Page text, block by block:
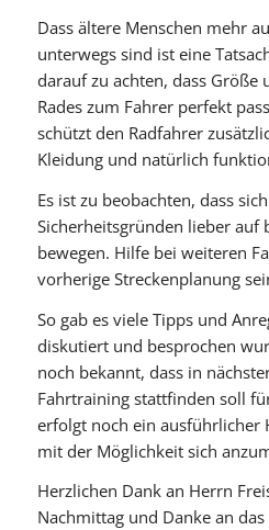
Dass ältere Menschen mehr
unterwegs sind ist eine
darauf zu achten, dass Größe
Rades zum Fahrer perfekt
schützt den Radfahrer
Kleidung und natürlich
Es ist zu beobachten, dass
Sicherheitsgründen lieber auf
bewegen. Hilfe bei weiteren
vorherige Streckenplanung
So gab es viele Tipps und
diskutiert und besprochen
noch bekannt, dass in
Fahrtraining stattfinden soll
erfolgt noch ein ausführlicher
mit der Möglichkeit sich
Herzlichen Dank an Herrn
Nachmittag und Danke an